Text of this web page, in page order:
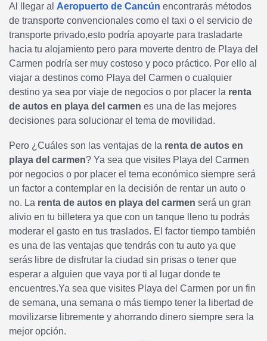
Al llegar al Aeropuerto de Cancún encontrarás métodos
de transporte convencionales como el taxi o el servicio de
transporte privado,esto podría apoyarte para trasladarte
hacia tu alojamiento pero para moverte dentro de Playa del
Carmen podría ser muy costoso y poco práctico. Por ello al
viajar a destinos como Playa del Carmen o cualquier
destino ya sea por viaje de negocios o por placer la renta
de autos en playa del carmen es una de las mejores
decisiones para solucionar el tema de movilidad.
Pero ¿Cuáles son las ventajas de la renta de autos en
playa del carmen? Ya sea que visites Playa del Carmen
por negocios o por placer el tema económico siempre será
un factor a contemplar en la decisión de rentar un auto o
no. La renta de autos en playa del carmen será un gran
alivio en tu billetera ya que con un tanque lleno tu podrás
moderar el gasto en tus traslados. El factor tiempo también
es una de las ventajas que tendrás con tu auto ya que
serás libre de disfrutar la ciudad sin prisas o tener que
esperar a alguien que vaya por ti al lugar donde te
encuentres.Ya sea que visites Playa del Carmen por un fin
de semana, una semana o más tiempo tener la libertad de
movilizarse libremente y ahorrando dinero siempre sera la
mejor opción.